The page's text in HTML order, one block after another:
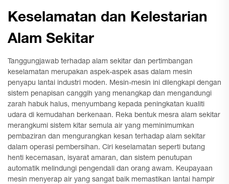
Keselamatan dan Kelestarian
Alam Sekitar
Tanggungjawab terhadap alam sekitar dan pertimbangan
keselamatan merupakan aspek-aspek asas dalam mesin
penyapu lantai industri moden. Mesin-mesin ini dilengkapi dengan
sistem penapisan canggih yang menangkap dan mengandungi
zarah habuk halus, menyumbang kepada peningkatan kualiti
udara di kemudahan berkenaan. Reka bentuk mesra alam sekitar
merangkumi sistem kitar semula air yang meminimumkan
pembaziran dan mengurangkan kesan terhadap alam sekitar
dalam operasi pembersihan. Ciri keselamatan seperti butang
henti kecemasan, isyarat amaran, dan sistem penutupan
automatik melindungi pengendali dan orang awam. Keupayaan
mesin menyerap air yang sangat baik memastikan lantai hampir